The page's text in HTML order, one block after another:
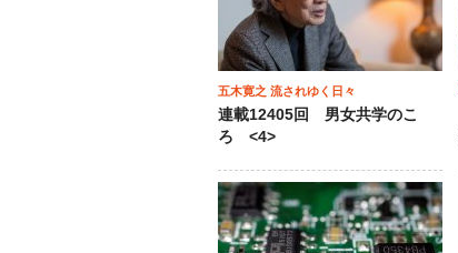
五木寛之 流されゆく日々
連載12405回 男女共学のこ
ろ <4>